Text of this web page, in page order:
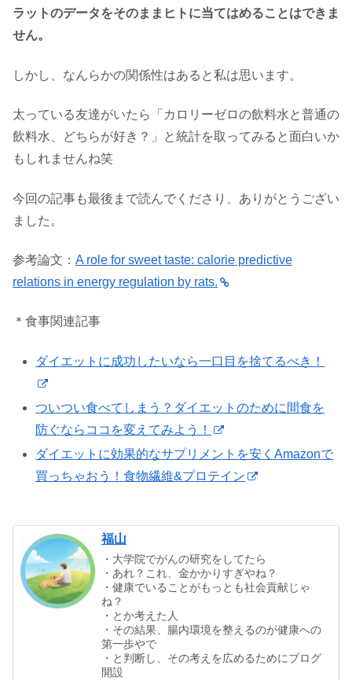
ラットのデータをそのままヒトに当てはめることはできま
せん。
しかし、なんらかの関係性はあると私は思います。
太っている友達がいたら「カロリーゼロの飲料水と普通の
飲料水、どちらが好き？」と統計を取ってみると面白いか
もしれませんね笑
今回の記事も最後まで読んでくださり、ありがとうござい
ました。
参考論文： A role for sweet taste: calorie predictive
relations in energy regulation by rats.
＊食事関連記事
ダイエットに成功したいなら一口目を捨てるべき！
ついつい食べてしまう？ダイエットのために間食を
防ぐならココを変えてみよう！
ダイエットに効果的なサプリメントを安くAmazonで
買っちゃおう！食物繊維&プロテイン
福山
・大学院でがんの研究をしてたら
・あれ？これ、金かかりすぎやね？
・健康でいることがもっとも社会貢献じゃ
ね？
・とか考えた人
・その結果、腸内環境を整えるのが健康への
第一歩やで
・と判断し、その考えを広めるためにブログ
開設